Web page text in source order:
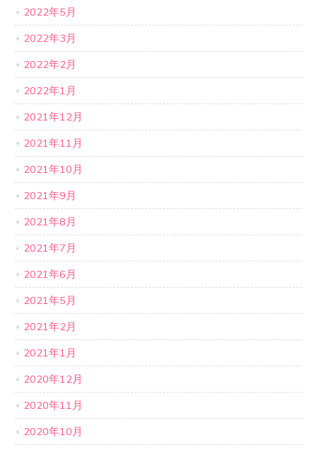
2022年5月
2022年3月
2022年2月
2022年1月
2021年12月
2021年11月
2021年10月
2021年9月
2021年8月
2021年7月
2021年6月
2021年5月
2021年2月
2021年1月
2020年12月
2020年11月
2020年10月